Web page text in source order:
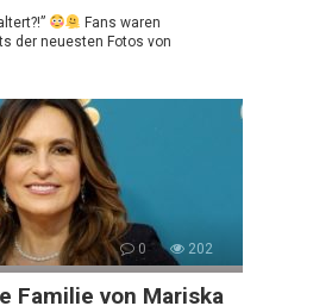
Fans waren
der neuesten Fotos von
0 202
Familie von Mariska